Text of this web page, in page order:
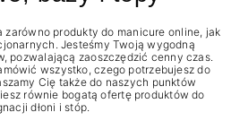
zarówno produkty do manicure online, jak
Jesteśmy Twoją wygodną
pozwalającą zaoszczędzić cenny czas.
wszystko, czego potrzebujesz do
Cię także do naszych punktów
równie bogatą ofertę produktów do
dłoni i stóp.